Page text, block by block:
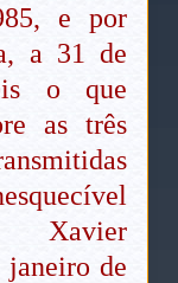
e por
a 31 de
o que
as três
janeiro de